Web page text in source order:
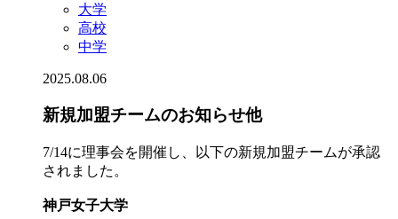
大学
高校
中学
2025.08.06
新規加盟チームのお知らせ他
7/14に理事会を開催し、以下の新規加盟チームが承認
されました。
神戸女子大学